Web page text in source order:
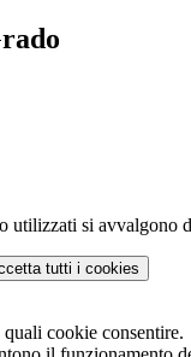
utilizzati si
tutti i cookies
quali cookie consentire.